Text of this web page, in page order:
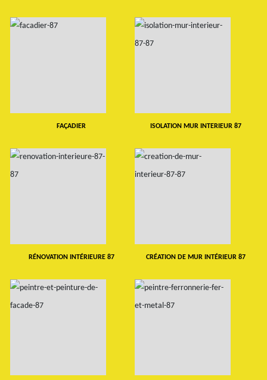
FAÇADIER ISOLATION MUR INTERIEUR 87
RÉNOVATION INTÉRIEURE 87 CRÉATION DE MUR INTÉRIEUR 87